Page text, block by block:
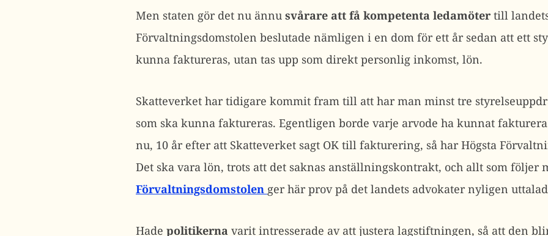
Men staten gör det nu ännu svårare att få kompetenta ledamöter till
Förvaltningsdomstolen beslutade nämligen i en dom för ett år sedan att ett
kunna faktureras, utan tas upp som direkt personlig inkomst, lön.
Skatteverket har tidigare kommit fram till att har man minst tre
som ska kunna faktureras. Egentligen borde varje arvode ha kunnat
nu, 10 år efter att Skatteverket sagt OK till fakturering, så har Högsta
Det ska vara lön, trots att det saknas anställningskontrakt, och allt som följer
Förvaltningsdomstolen ger här prov på det landets advokater nyligen
Hade politikerna varit intresserade av att justera lagstiftningen, så att den